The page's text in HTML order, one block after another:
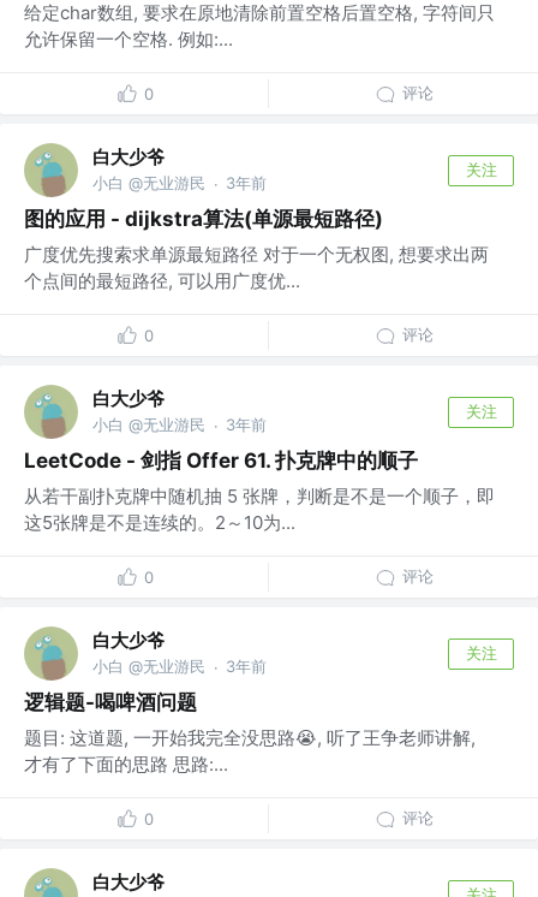
给定char数组, 要求在原地清除前置空格后置空格, 字符间只
允许保留一个空格. 例如:...
0 评论
白大少爷
小白 @无业游民 · 3年前
关注
图的应用 - dijkstra算法(单源最短路径)
广度优先搜索求单源最短路径 对于一个无权图, 想要求出两
个点间的最短路径, 可以用广度优...
0 评论
白大少爷
小白 @无业游民 · 3年前
关注
LeetCode - 剑指 Offer 61. 扑克牌中的顺子
从若干副扑克牌中随机抽 5 张牌，判断是不是一个顺子，即
这5张牌是不是连续的。2～10为...
0 评论
白大少爷
小白 @无业游民 · 3年前
关注
逻辑题-喝啤酒问题
题目: 这道题, 一开始我完全没思路😭, 听了王争老师讲解,
才有了下面的思路 思路:...
0 评论
白大少爷